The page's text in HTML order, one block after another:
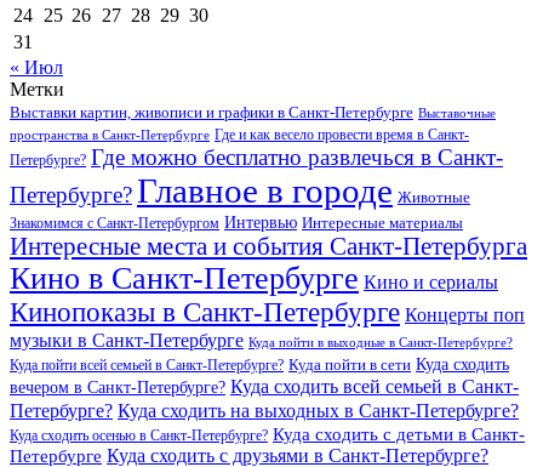
24 25 26 27 28 29 30
31
« Июл
Метки
Выставки картин, живописи и графики в Санкт-Петербурге Выставочные
пространства в Санкт-Петербурге Где и как весело провести время в Санкт-
Петербурге? Где можно бесплатно развлечься в Санкт-
Петербурге?Главное в городе Животные
Знакомимся с Санкт-Петербургом Интервью Интересные материалы
Интересные места и события Санкт-Петербурга
Кино в Санкт-Петербурге Кино и сериалы
Кинопоказы в Санкт-Петербурге Концерты поп
музыки в Санкт-Петербурге Куда пойти в выходные в Санкт-Петербурге?
Куда пойти всей семьей в Санкт-Петербурге? Куда пойти в сети Куда сходить
вечером в Санкт-Петербурге? Куда сходить всей семьей в Санкт-
Петербурге? Куда сходить на выходных в Санкт-Петербурге?
Куда сходить осенью в Санкт-Петербурге? Куда сходить с детьми в Санкт-
Петербурге Куда сходить с друзьями в Санкт-Петербурге?